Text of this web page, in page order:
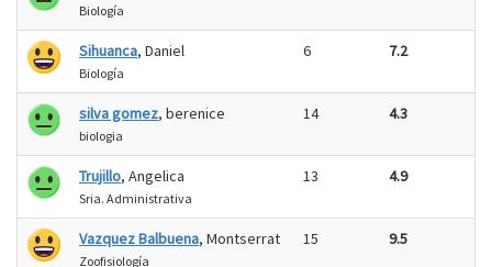
Biología
Sihuanca, Daniel
Biología
6 7.2
silva gomez, berenice
biologia
14 4.3
Trujillo, Angelica
Sria. Administrativa
13 4.9
Vazquez Balbuena, Montserrat
Zoofisiología
15 9.5